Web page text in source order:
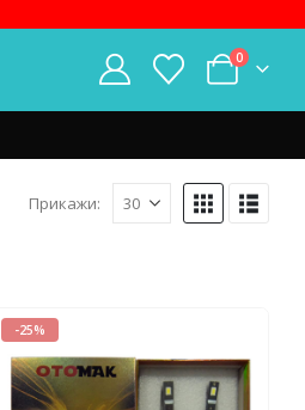
0
Прикажи:
-25%